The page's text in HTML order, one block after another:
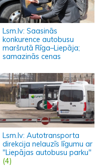
Lsm.lv: Saasinās
konkurence autobusu
maršrutā Rīga–Liepāja;
samazinās cenas
Lsm.lv: Autotransporta
direkcija nelauzīs līgumu ar
"Liepājas autobusu parku"
(4)